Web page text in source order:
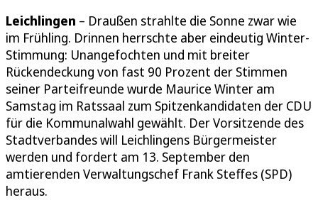
Leichlingen – Draußen strahlte die Sonne zwar wie
im Frühling. Drinnen herrschte aber eindeutig Winter-
Stimmung: Unangefochten und mit breiter
Rückendeckung von fast 90 Prozent der Stimmen
seiner Parteifreunde wurde Maurice Winter am
Samstag im Ratssaal zum Spitzenkandidaten der CDU
für die Kommunalwahl gewählt. Der Vorsitzende des
Stadtverbandes will Leichlingens Bürgermeister
werden und fordert am 13. September den
amtierenden Verwaltungschef Frank Steffes (SPD)
heraus.